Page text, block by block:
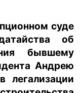
суде
об
бывшему
Андрею
легализации